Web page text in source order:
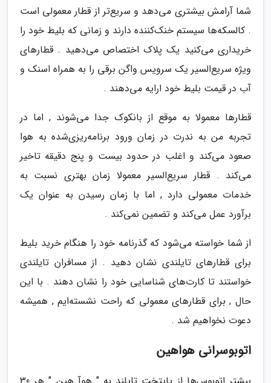
شما آرامش بیشتری می‌دهد و سریع‌تر از قطار معمولی است
. کالسکه‌ها سیستم خنک‌کننده دارند و زمانی که بلیط خود را
خریداری می‌کنید یک پلاک اختصاص می‌دهید . قطارهای
ویژه سریع‌السیر یک سرویس واگن برقی را به همراه اسنک و
آب در قیمت بلیط خود ارایه می‌دهند .
قطارها معمولا به موقع از بانکوک جدا می‌شوند , اما در
تجربه من به ندرت در زمان ورود برنامه‌ریزی‌شده به هوا
صعود می‌کند و اغلب در حدود بیست و پنج دقیقه تاخیر
می‌کند . قطار سریع‌السیر معمولا زمان بهتری نسبت به
خدمات معمولی دارد , اما با زمان رسیدن به عنوان یک
برآورد عمل می‌کند و تضمین نمی‌کند .
از شما خواسته می‌شود که گذرنامه خود را هنگام خرید بلیط
برای قطارهای تایلندی نشان دهید . از مسافران تایلندی
خواستند تا کارت‌های شناسایی خود را نشان دهند . با این
حال , برای قطارهای معمولی که راحت نشسته‌ایم , همیشه
دعوت نخواهیم شد .
اتوبوسرانی هواهین